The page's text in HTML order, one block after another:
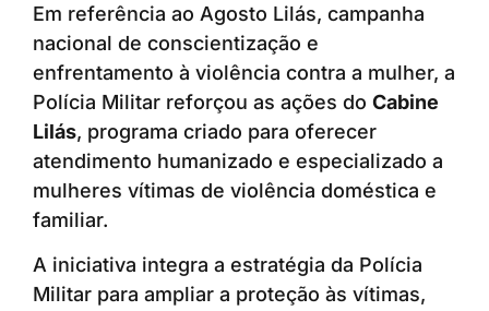
Em referência ao Agosto Lilás, campanha
nacional de conscientização e
enfrentamento à violência contra a mulher, a
Polícia Militar reforçou as ações do Cabine
Lilás, programa criado para oferecer
atendimento humanizado e especializado a
mulheres vítimas de violência doméstica e
familiar.
A iniciativa integra a estratégia da Polícia
Militar para ampliar a proteção às vítimas,